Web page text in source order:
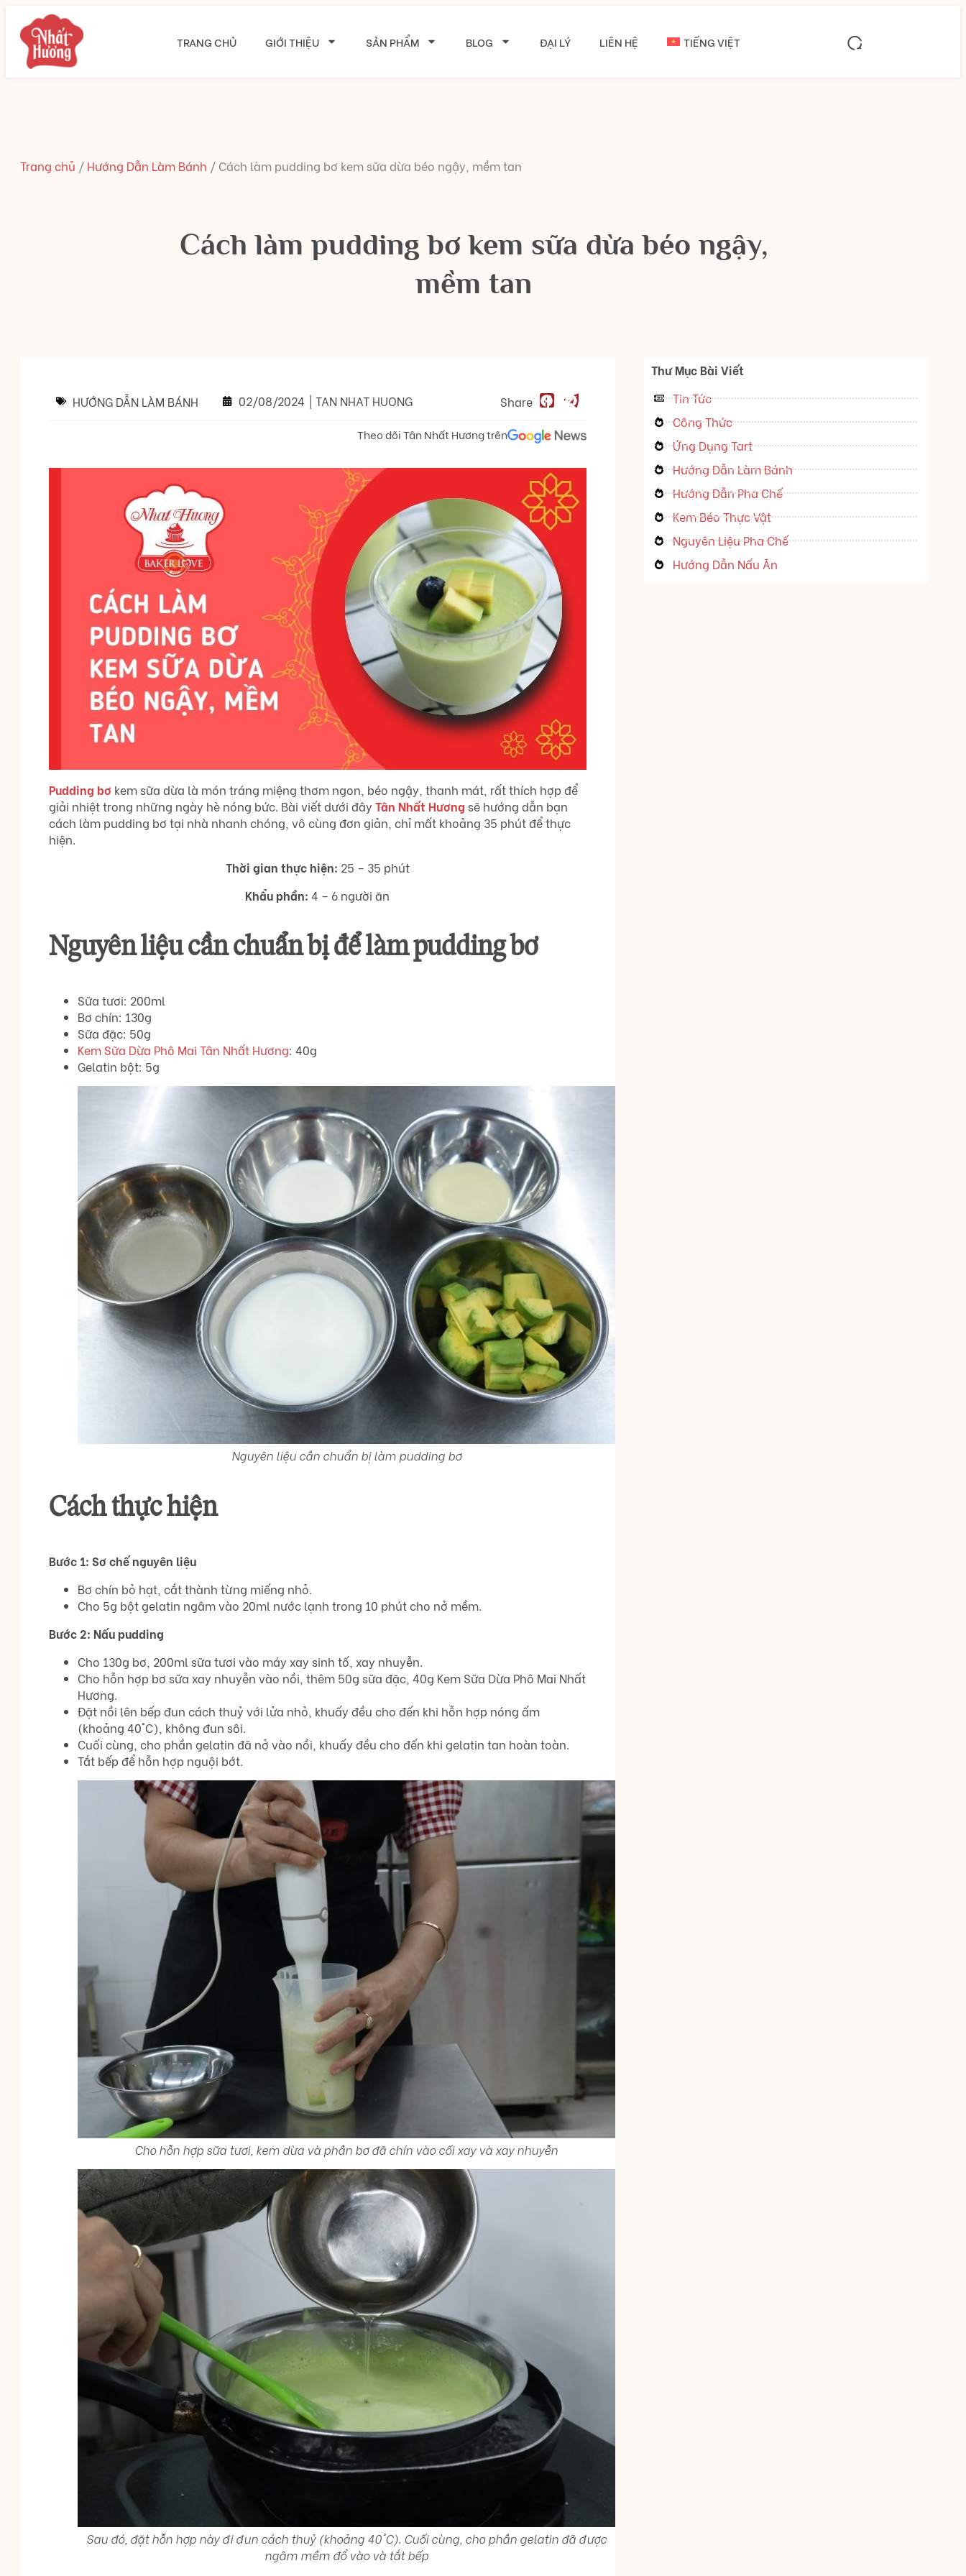
TRANG CHỦ GIỚI THIỆU SẢN PHẨM BLOG ĐẠI LÝ LIÊN HỆ TIẾNG VIỆT
Trang chủ / Hướng Dẫn Làm Bánh / Cách làm pudding bơ kem sữa dừa béo ngậy, mềm tan
Cách làm pudding bơ kem sữa dừa béo ngậy,
mềm tan
HƯỚNG DẪN LÀM BÁNH 02/08/2024 | TAN NHAT HUONG Share
Theo dõi Tân Nhất Hương trên
Pudding bơ kem sữa dừa là món tráng miệng thơm ngon, béo ngậy, thanh mát, rất thích hợp để
giải nhiệt trong những ngày hè nóng bức. Bài viết dưới đây Tân Nhất Hương sẽ hướng dẫn bạn
cách làm pudding bơ tại nhà nhanh chóng, vô cùng đơn giản, chỉ mất khoảng 35 phút để thực
hiện.
Thời gian thực hiện: 25 – 35 phút
Khẩu phần: 4 – 6 người ăn
Nguyên liệu cần chuẩn bị để làm pudding bơ
Sữa tươi: 200ml
Bơ chín: 130g
Sữa đặc: 50g
Kem Sữa Dừa Phô Mai Tân Nhất Hương: 40g
Gelatin bột: 5g
Nguyên liệu cần chuẩn bị làm pudding bơ
Cách thực hiện
Bước 1: Sơ chế nguyên liệu
Bơ chín bỏ hạt, cắt thành từng miếng nhỏ.
Cho 5g bột gelatin ngâm vào 20ml nước lạnh trong 10 phút cho nở mềm.
Bước 2: Nấu pudding
Cho 130g bơ, 200ml sữa tươi vào máy xay sinh tố, xay nhuyễn.
Cho hỗn hợp bơ sữa xay nhuyễn vào nồi, thêm 50g sữa đặc, 40g Kem Sữa Dừa Phô Mai Nhất
Hương.
Đặt nồi lên bếp đun cách thuỷ với lửa nhỏ, khuấy đều cho đến khi hỗn hợp nóng ấm
(khoảng 40°C), không đun sôi.
Cuối cùng, cho phần gelatin đã nở vào nồi, khuấy đều cho đến khi gelatin tan hoàn toàn.
Tắt bếp để hỗn hợp nguội bớt.
Cho hỗn hợp sữa tươi, kem dừa và phần bơ đã chín vào cối xay và xay nhuyễn
Sau đó, đặt hỗn hợp này đi đun cách thuỷ (khoảng 40°C). Cuối cùng, cho phần gelatin đã được
ngâm mềm đổ vào và tắt bếp
Thư Mục Bài Viết
Tin Tức
Công Thức
Ứng Dụng Tart
Hướng Dẫn Làm Bánh
Hướng Dẫn Pha Chế
Kem Béo Thực Vật
Nguyên Liệu Pha Chế
Hướng Dẫn Nấu Ăn